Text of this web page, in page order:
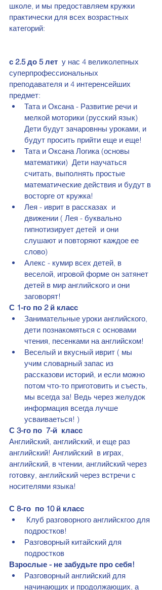
школе, и мы предоставляем кружки
практически для всех возрастных
категорий:
с 2.5 до 5 лет у нас 4 великолепных
суперпрофессиональных
преподавателя и 4 интеренсейших
предмет:
Тата и Оксана - Развитие речи и
мелкой моторики (русский язык)
Дети будут зачаровнны уроками, и
будут просить прийти еще и еще!
Тата и Оксана Логика (основы
математики)  Дети научаться
считать, выполнять простые
математические действия и будут в
восторге от кружка!
Лея - иврит в рассказах  и
движении ( Лея - буквально
гипнотизирует детей  и они
слушают и повторяют каждое ее
слово)
Алекс - кумир всех детей, в
веселой, игровой форме он затянет
детей в мир английского и они
заговорят!
С 1-го по 2 й класс
Занимательные уроки английского,
дети познакомяться с основами
чтения, песенками на английском!
Веселый и вкусный иврит ( мы
учим словарный запас из
рассказови историй, и если можно
потом что-то приготовить и съесть,
мы всегда за! Ведь через желудок
информация всегда лучше
усваиваеться! )
С 3-го по  7-й  класс
Английский, английский, и еще раз
английский! Английский  в играх,
английский, в чтении, английский через
готовку, английский через встречи с
носителями языка!
С 8-го  по 10 й класс
подростков!
Разговорный китайский для
подростков
Взрослые - не забудьте про себя!
Разговорный английский для
начинающих и продолжающих, а